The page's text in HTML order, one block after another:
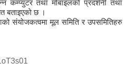
कम्प्युटर तथा मोबाइलको प्रदर्शनी तथा
बताइएको छ ।
संयोजकत्वमा मूल समिति र उपसमितिहरु